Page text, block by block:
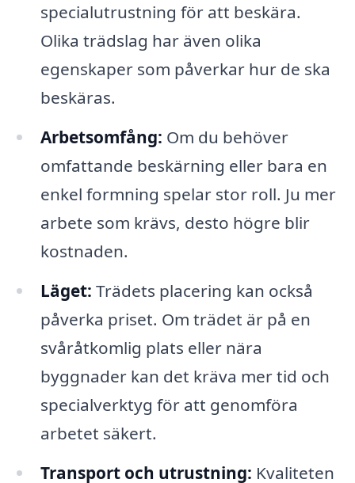
specialutrustning för att beskära.
Olika trädslag har även olika
egenskaper som påverkar hur de ska
beskäras.
Arbetsomfång: Om du behöver
omfattande beskärning eller bara en
enkel formning spelar stor roll. Ju mer
arbete som krävs, desto högre blir
kostnaden.
Läget: Trädets placering kan också
påverka priset. Om trädet är på en
svåråtkomlig plats eller nära
byggnader kan det kräva mer tid och
specialverktyg för att genomföra
arbetet säkert.
Transport och utrustning: Kvaliteten